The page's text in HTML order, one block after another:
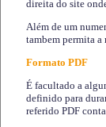
direita do site
Além de um
tambem permita
Formato PDF
É facultado a
definido para
referido PDF